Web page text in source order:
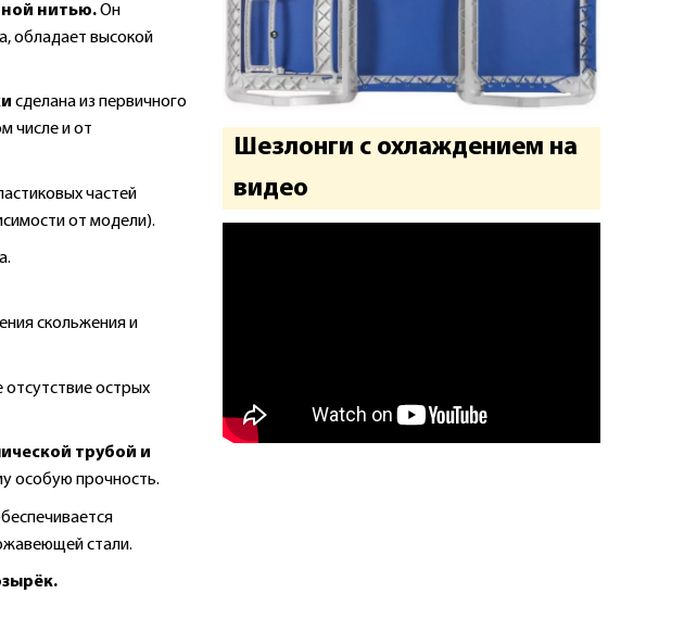
нитью.Он
обладает высокой
сделана из первичного
числе и от
частей
от модели).
скольжения и
острых
трубой и
особую прочность.
стали.
Шезлонги с охлаждением на
видео